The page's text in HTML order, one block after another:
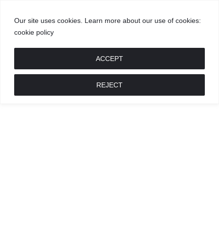
Our site uses cookies. Learn more about our use of cookies:
cookie policy
REJECT
ACCEPT
GROŽIS
MADA